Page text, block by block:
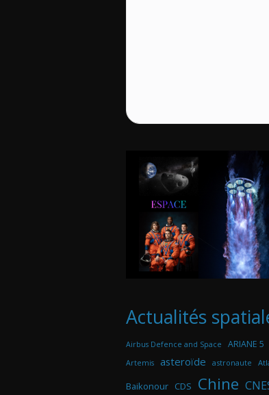
Actualités
Airbus Defence and Space ARIANE 5
Artemis asteroïde astronaute
Baikonour CDS Chine